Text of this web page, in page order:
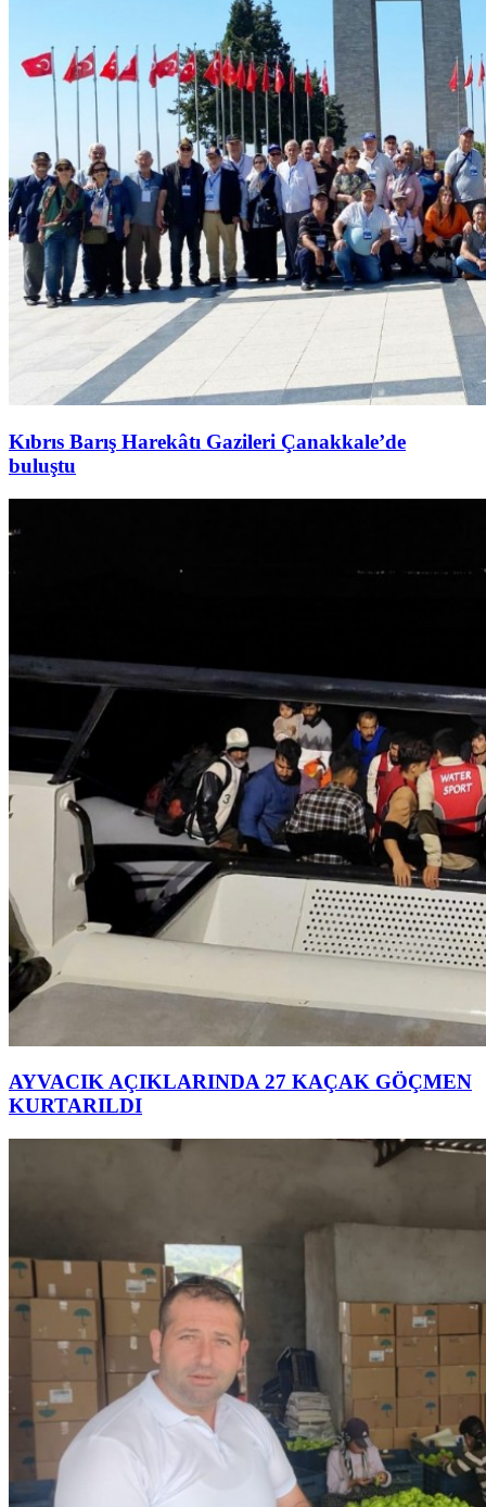
Kıbrıs Barış Harekâtı Gazileri Çanakkale’de
buluştu
AYVACIK AÇIKLARINDA 27 KAÇAK GÖÇMEN
KURTARILDI